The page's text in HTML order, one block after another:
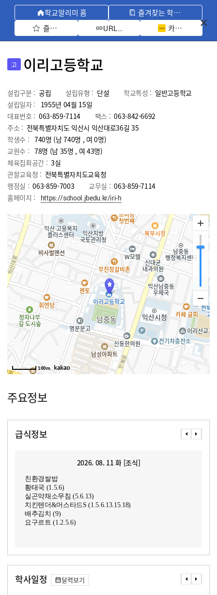
학교알리미 홈
즐겨찾는 학교 모아보기
즐겨찾기 선택
URL 복사 카카오톡 공유
고 이리고등학교
설립구분 : 공립 설립유형 : 단설 학교특성 : 일반고등학교
설립일자 :
1955년 04월 15일
대표번호 : 063-859-7114 팩스 : 063-842-6692
주소 : 전북특별자치도 익산시 익산대로36길 35
학생수 : 740명 (남 740명 , 여 0명)
교원수 : 78명 (남 35명 , 여 43명)
체육집회공간 : 3실
관할교육청 : 전북특별자치도교육청
행정실 : 063-859-7003 교무실 : 063-859-7114
홈페이지 :
https://school.jbedu.kr/iri-h
100m
주요정보
급식정보
2026. 08. 11 화 [조식]
친환경쌀밥
황태국 (1.5.6)
실곤약채소무침 (5.6.13)
치킨텐더&머스타드S (1.5.6.13.15.18)
배추김치 (9)
요구르트 (1.2.5.6)
학사일정 달력보기